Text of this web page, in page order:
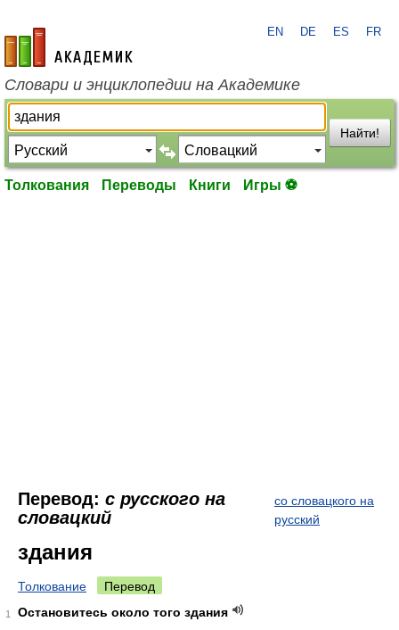
academic.ru
EN DE ES FR
Словари и энциклопедии на Академике
Найти!
Толкования Переводы Книги Игры ⚽
Перевод: с русского на
словацкий
со словацкого на
русский
здания
Толкование Перевод
1
Остановитесь около того здания